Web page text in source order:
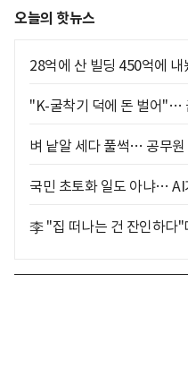
오늘의 핫뉴스
28억에 산 빌딩 450억에
"K-굴착기 덕에 돈 벌어"…
벼 낱알 세다 풀썩… 공무원
국민 초토화 일도 아냐…
李 "집 떠나는 건 잔인하다